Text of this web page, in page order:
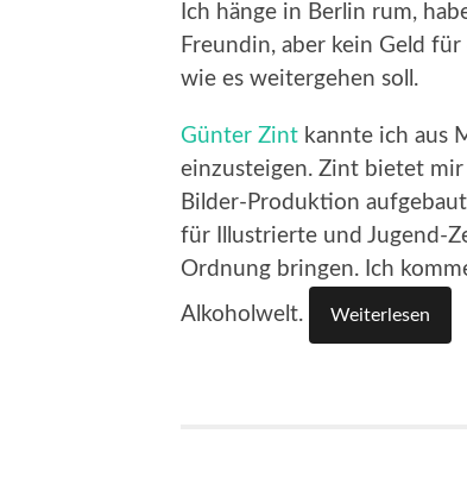
Ich hänge in Berlin rum,
Freundin, aber kein Geld
wie es weitergehen soll.
Günter Zint kannte ich aus
einzusteigen. Zint bietet mir
Bilder-Produktion
für Illustrierte und Ju­gend-
Ordnung bringen. Ich
Alkoholwelt.
Weiterlesen